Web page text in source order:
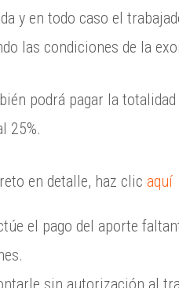
y en todo caso el
las condiciones de la
podrá pagar la
25%.
en detalle, haz clic aquí
el pago del aporte
sin autorización al